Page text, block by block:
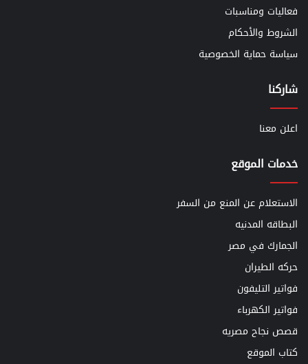
فعاليات ومناسبات
الشروط والأحكام
سياسة حماية الخصوصية
شاركنا
اعلن معنا
خدمات الموقع
الاستعلام عن المنع من السفر
البطاقه المدنيه
الجمارك في مصر
حركه الطيران
فواتير التليفون
فواتير الكهرباء
قصص نجاح مصريه
كتاب الموقع